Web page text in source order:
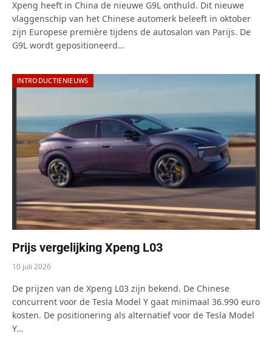
Xpeng heeft in China de nieuwe G9L onthuld. Dit nieuwe
vlaggenschip van het Chinese automerk beleeft in oktober
zijn Europese première tijdens de autosalon van Parijs. De
G9L wordt gepositioneerd…
INTRODUCTIENIEUWS
Prijs vergelijking Xpeng L03
10 juli 2026
De prijzen van de Xpeng L03 zijn bekend. De Chinese
concurrent voor de Tesla Model Y gaat minimaal 36.990 euro
kosten. De positionering als alternatief voor de Tesla Model
Y…